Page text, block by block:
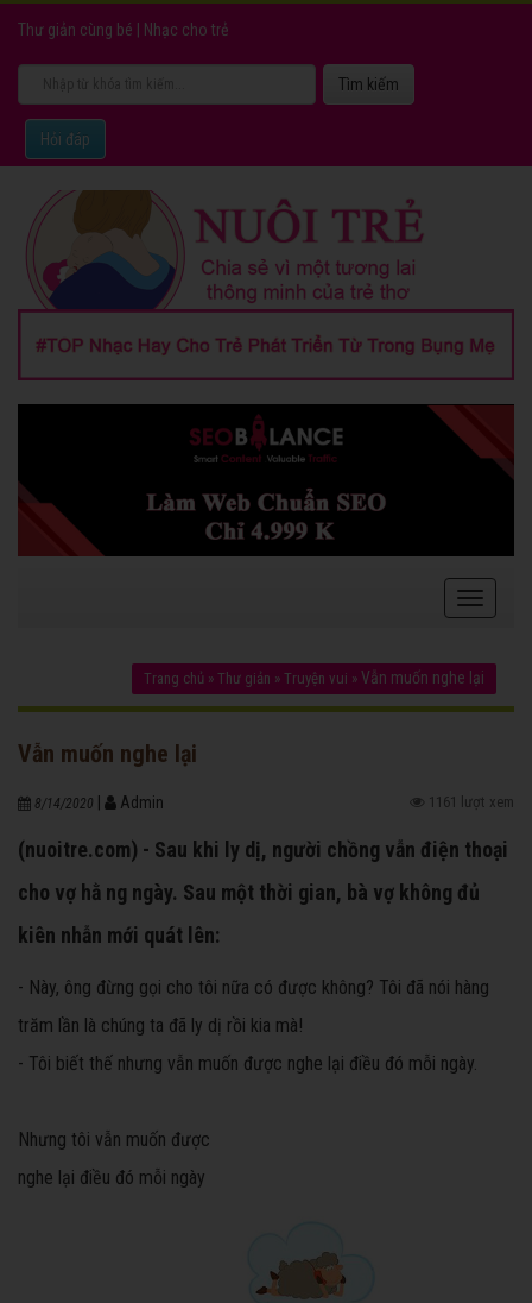
Thư giản cùng bé Nhạc cho trẻ
Hỏi đáp
Trang chủ » Thư giản » Truyện vui » Vẫn muốn nghe lại
Vẫn muốn nghe lại
8/14/2020 Admin 1161 lượt xem
(nuoitre.com) - Sau khi ly dị, người chồng vẫn điện thoại
cho vợ hằ ng ngày. Sau một thời gian, bà vợ không đủ
kiên nhẫn mới quát lên:
- Này, ông đừng gọi cho tôi nữa có được không? Tôi đã nói hàng
trăm lần là chúng ta đã ly dị rồi kia mà!
- Tôi biết thế nhưng vẫn muốn được nghe lại điều đó mỗi ngày.
Nhưng tôi vẫn muốn được
nghe lại điều đó mỗi ngày